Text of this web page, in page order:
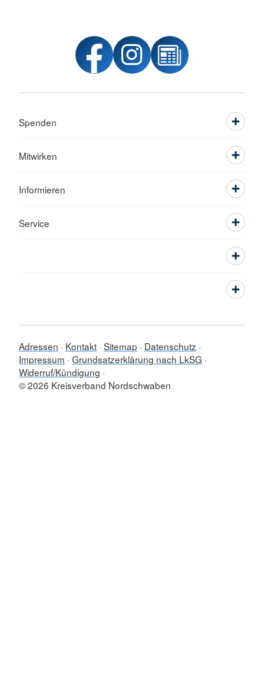
Spenden
Mitwirken
Informieren
Service
Adressen Kontakt Sitemap
Datenschutz
Impressum Grundsatzerklärung nach LkSG
Widerruf/Kündigung
© 2026 Kreisverband Nordschwaben